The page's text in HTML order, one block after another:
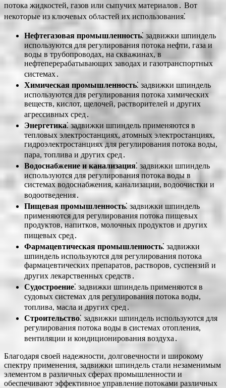
потока жидкостей, газов или сыпучих материалов․ Вот
некоторые из ключевых областей их использования⁚
Нефтегазовая промышленность⁚ задвижки шпиндель
используются для регулирования потока нефти, газа и
воды в трубопроводах, на скважинах, в
нефтеперерабатывающих заводах и газотранспортных
системах․
Химическая промышленность⁚ задвижки шпиндель
используются для регулирования потока химических
веществ, кислот, щелочей, растворителей и других
агрессивных сред․
Энергетика⁚ задвижки шпиндель применяются в
тепловых электростанциях, атомных электростанциях,
гидроэлектростанциях для регулирования потока воды,
пара, топлива и других сред․
Водоснабжение и канализация⁚ задвижки шпиндель
используются для регулирования потока воды в
системах водоснабжения, канализации, водоочистки и
водоотведения․
Пищевая промышленность⁚ задвижки шпиндель
применяются для регулирования потока пищевых
продуктов, напитков, молочных продуктов и других
пищевых сред․
Фармацевтическая промышленность⁚ задвижки
шпиндель используются для регулирования потока
фармацевтических препаратов, растворов, суспензий и
других лекарственных средств․
Судостроение⁚ задвижки шпиндель применяются в
судовых системах для регулирования потока воды,
топлива, масла и других сред․
Строительство⁚ задвижки шпиндель используются для
регулирования потока воды в системах отопления,
вентиляции и кондиционирования воздуха․
Благодаря своей надежности, долговечности и широкому
спектру применения, задвижки шпиндель стали незаменимым
элементом в различных сферах промышленности и
обеспечивают эффективное управление потоками различных